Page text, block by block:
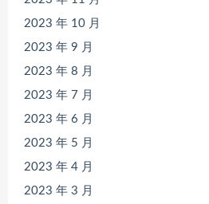
2023 年 10 月
2023 年 9 月
2023 年 8 月
2023 年 7 月
2023 年 6 月
2023 年 5 月
2023 年 4 月
2023 年 3 月